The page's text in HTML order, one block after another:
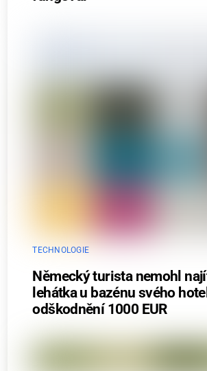
TECHNOLOGIE
Německý turista nemohl
lehátka u bazénu svého
odškodnění 1000 EUR